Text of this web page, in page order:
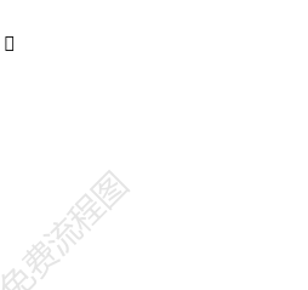
